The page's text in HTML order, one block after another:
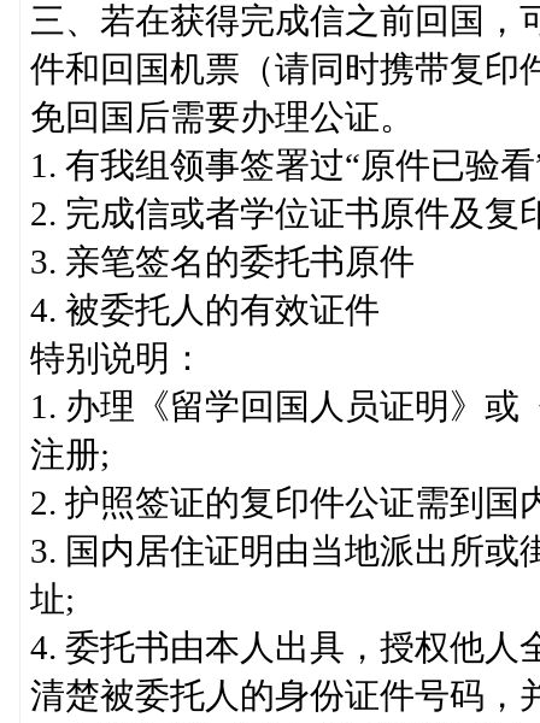
三、若在获得完成信之前回国，
件和回国机票（请同时携带复印
免回国后需要办理公证。
1. 有我组领事签署过“原件已验
2. 完成信或者学位证书原件及复
3. 亲笔签名的委托书原件
4. 被委托人的有效证件
特别说明：
1. 办理《留学回国人员证明》
注册;
2. 护照签证的复印件公证需到国
3. 国内居住证明由当地派出所
址;
4. 委托书由本人出具，授权他
清楚被委托人的身份证件号码，